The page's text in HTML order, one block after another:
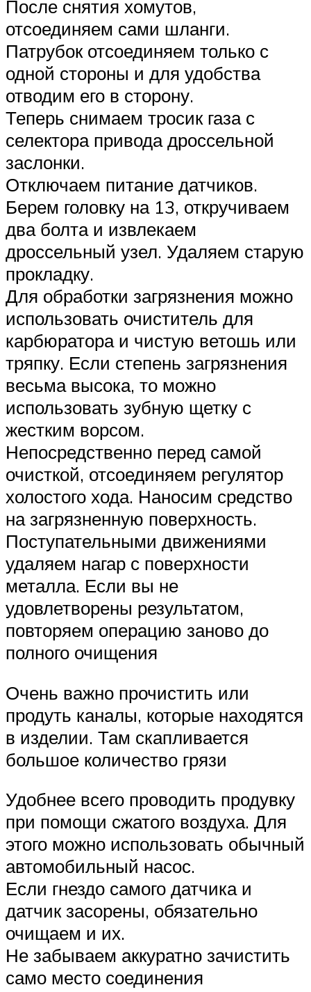
После снятия хомутов,
отсоединяем сами шланги.
Патрубок отсоединяем только с
одной стороны и для удобства
отводим его в сторону.
Теперь снимаем тросик газа с
селектора привода дроссельной
заслонки.
Отключаем питание датчиков.
Берем головку на 13, откручиваем
два болта и извлекаем
дроссельный узел. Удаляем старую
прокладку.
Для обработки загрязнения можно
использовать очиститель для
карбюратора и чистую ветошь или
тряпку. Если степень загрязнения
весьма высока, то можно
использовать зубную щетку с
жестким ворсом.
Непосредственно перед самой
очисткой, отсоединяем регулятор
холостого хода. Наносим средство
на загрязненную поверхность.
Поступательными движениями
удаляем нагар с поверхности
металла. Если вы не
удовлетворены результатом,
повторяем операцию заново до
полного очищения
Очень важно прочистить или
продуть каналы, которые находятся
в изделии. Там скапливается
большое количество грязи
Удобнее всего проводить продувку
при помощи сжатого воздуха. Для
этого можно использовать обычный
автомобильный насос.
Если гнездо самого датчика и
датчик засорены, обязательно
очищаем и их.
Не забываем аккуратно зачистить
само место соединения